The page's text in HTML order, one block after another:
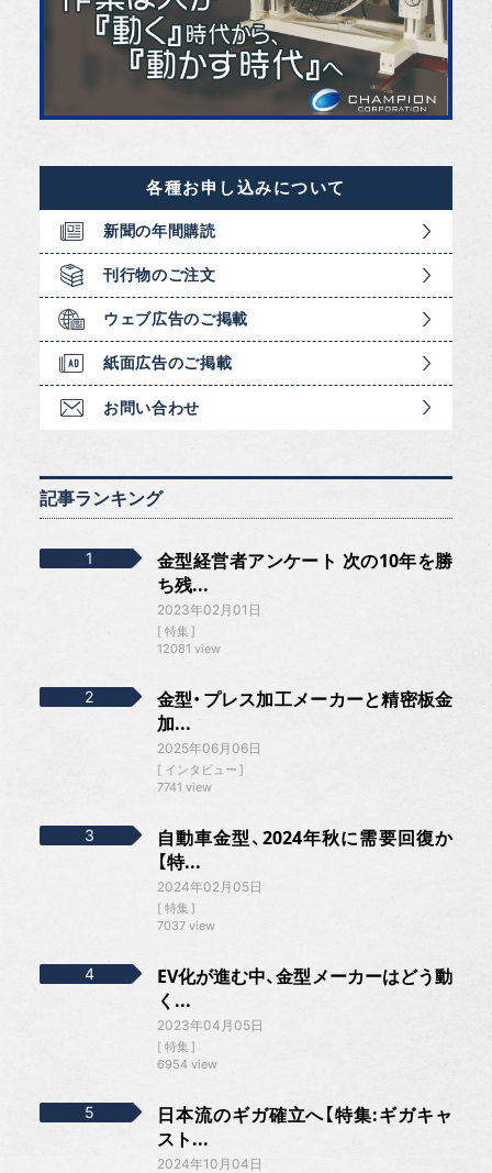
各種お申し込みについて
新聞の年間購読
刊行物のご注文
ウェブ広告のご掲載
紙面広告のご掲載
お問い合わせ
記事ランキング
金型経営者アンケート 次の10年を勝
ち残...
2023年02月01日
特集
12081 view
金型・プレス加工メーカーと精密板金
加...
2025年06月06日
インタビュー
7741 view
自動車金型、2024年秋に需要回復か
【特...
2024年02月05日
特集
7037 view
EV化が進む中、金型メーカーはどう動
く...
2023年04月05日
特集
6954 view
日本流のギガ確立へ【特集:ギガキャ
スト...
2024年10月04日